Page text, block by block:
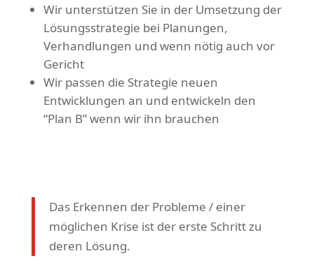
Wir unterstützen Sie in der Umsetzung der
Lösungsstrategie bei Planungen,
Verhandlungen und wenn nötig auch vor
Gericht
Wir passen die Strategie neuen
Entwicklungen an und entwickeln den
“Plan B” wenn wir ihn brauchen
Das Erkennen der Probleme / einer
möglichen Krise ist der erste Schritt zu
deren Lösung.